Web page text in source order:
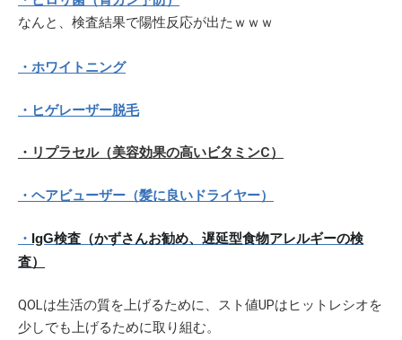
なんと、検査結果で陽性反応が出たｗｗｗ
・ホワイトニング
・ヒゲレーザー脱毛
・リプラセル（美容効果の高いビタミンC）
・ヘアビューザー（髪に良いドライヤー）
・ IgG検査（かずさんお勧め、 遅延型食物アレルギーの検
査）
QOLは生活の質を上げるために、スト値UPはヒットレシオを
少しでも上げるために取り組む。